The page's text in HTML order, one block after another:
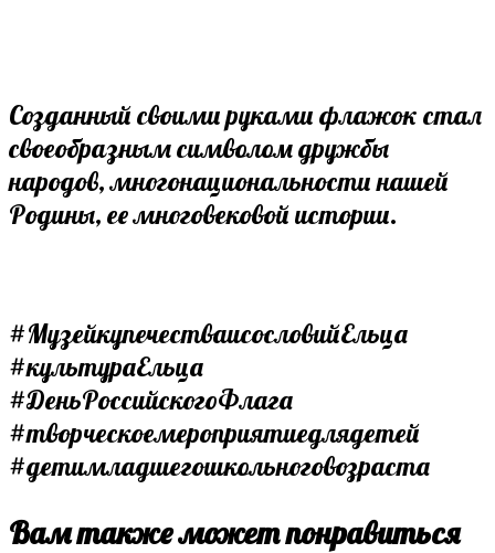
Созданный своими руками флажок стал
своеобразным символом дружбы
народов, многонациональности нашей
Родины, ее многовековой истории.
#МузейкупечестваисословийЕльца
#культураЕльца
#ДеньРоссийскогоФлага
#творческоемероприятиедлядетей
#детимладшегошкольноговозраста
Вам также может понравиться